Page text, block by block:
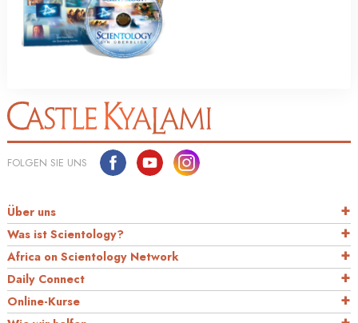
FOLGEN SIE UNS
Über uns
Was ist Scientology?
Africa on Scientology Network
Daily Connect
Online-Kurse